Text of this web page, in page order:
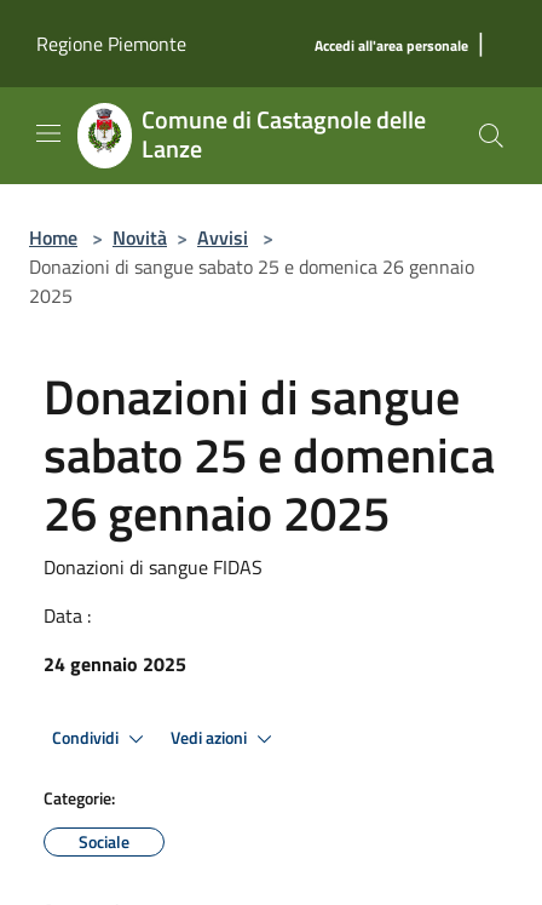
Regione Piemonte
Accedi all'area personale |
Comune di Castagnole delle
Lanze
Home > Novità > Avvisi >
Donazioni di sangue sabato 25 e domenica 26 gennaio
2025
Donazioni di sangue
sabato 25 e domenica
26 gennaio 2025
Donazioni di sangue FIDAS
Data :
24 gennaio 2025
Condividi Vedi azioni
Categorie:
Sociale